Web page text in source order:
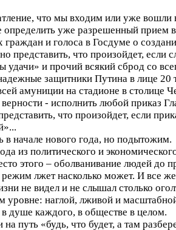
что мы входим или уже вошли
уже разрешенный прием
и голоса в Госдуме о
представить, что произойдет, если
удачи» и прочий всякий сброд со
защитники Путина в лице 20
амуниции на стадионе в столице
верности - исполнить любой приказ
что произойдет, если
в начале нового года, но подытожим.
из политического и
этого – оболванивание людей до
лжет насколько может. И все же
не видел и не слышал столько
уровне: наглой, лживой и
в душе каждого, в обществе в целом.
на путь «будь, что будет, а там